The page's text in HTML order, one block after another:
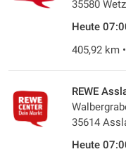
35580
Heute
405,92 km
REWE
35614
Heute